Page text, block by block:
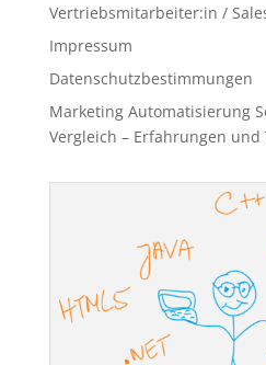
Vertriebsmitarbeiter:in /
Impressum
Datenschutzbestimmungen
Marketing Automatisierung
Vergleich – Erfahrungen und